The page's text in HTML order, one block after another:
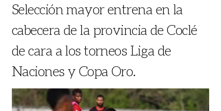
Selección mayor entrena en la
cabecera de la provincia de Coclé
de cara a los torneos Liga de
Naciones y Copa Oro.